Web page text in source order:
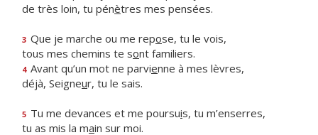
de très loin, tu pénètres mes pensées.
3 Que je marche ou me repose, tu le vois,
tous mes chemins te sont familiers.
4 Avant qu’un mot ne parvienne à mes lèvres,
déjà, Seigneur, tu le sais.
5 Tu me devances et me poursuis, tu m’enserres,
tu as mis la main sur moi.